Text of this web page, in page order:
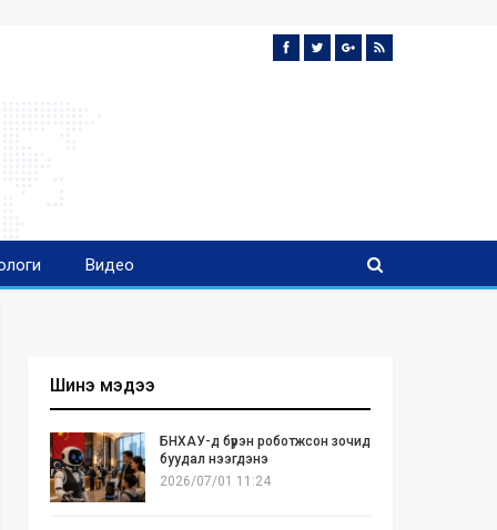
Видео
Шинэ мэдээ
БНХАУ-д бүрэн роботжсон зочид
буудал нээгдэнэ
2026/07/01 11:24